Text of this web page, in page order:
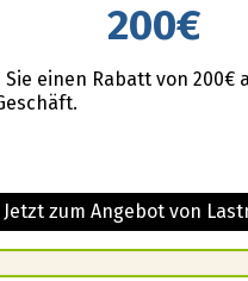
200€
einen Rabatt von 200€
Jetzt zum Angebot von